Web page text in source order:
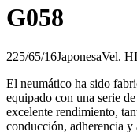
G058
225/65/16JaponesaVel. H
El neumático ha sido
equipado con una serie
excelente rendimiento,
conducción, adherencia